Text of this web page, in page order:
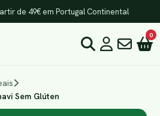
de 49€ em Portugal Continental
0
Sem Glúten